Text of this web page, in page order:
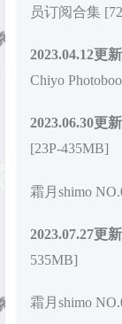
员订阅合集
2023.04.12更新
Chiyo
2023.06.30更新
[23P-435MB]
霜月shimo
2023.07.27更新
535MB]
霜月shimo